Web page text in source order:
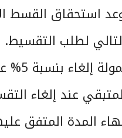
استحقاق القسط
لطلب التقسيط.
تفرض عمولة
عند إلغاء
المدة المتفق